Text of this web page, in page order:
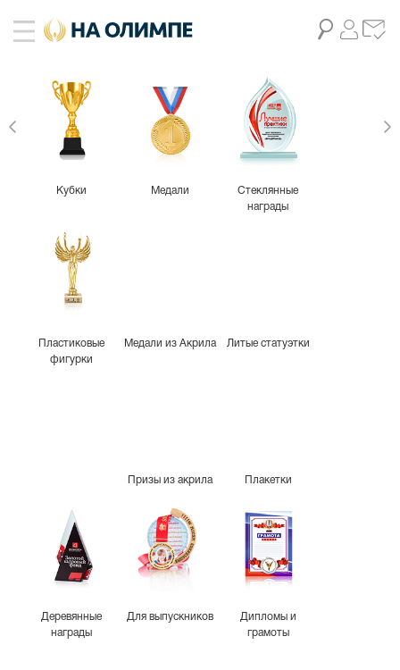
Кубки Медали
Стеклянные
награды
Пластиковые
фигурки
Медали из Акрила Литые статуэтки
Призы из акрила Плакетки
Деревянные
награды
Для выпускников
Дипломы и
грамоты